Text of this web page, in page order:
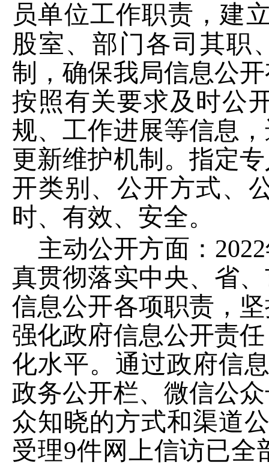
员单位工作职责，建
股室、部门各司其职
制，确保我局信息公
按照有关要求及时公
规、工作进展等信息，
更新维护机制。指定
开类别、公开方式、
时、有效、安全。
主动公开方面： 2022
真贯彻落实中央、省
信息公开各项职责，
强化政府信息公开责
化水平。通过政府信
政务公开栏、微信公
众知晓的方式和渠道
受理9件网上信访已全